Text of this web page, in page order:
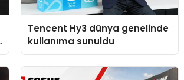
Tencent Hy3 dünya genelinde
kullanıma sunuldu